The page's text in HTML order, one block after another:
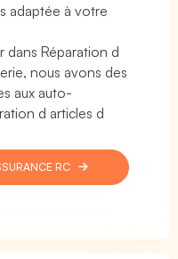
adaptée à votre
Réparation d
nous avons des
aux auto-
d articles d
RC